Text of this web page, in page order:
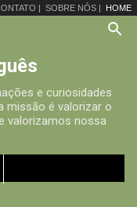
HOME
SOBRE NÓS |
|
e curiosidades
missão é valorizar o
valorizamos nossa